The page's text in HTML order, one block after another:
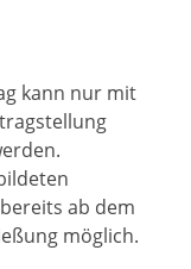
kann nur mit
ab dem
möglich.